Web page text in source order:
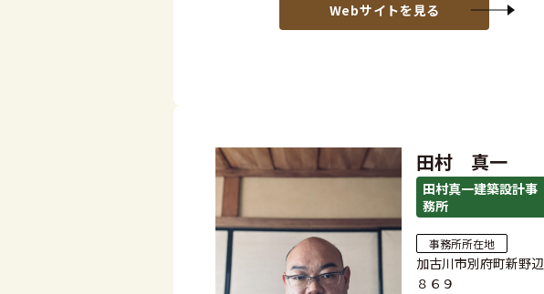
Webサイトを見る
田村 真一
田村真一建築設計事
務所
事務所所在地
加古川市別府町新野辺
８６９